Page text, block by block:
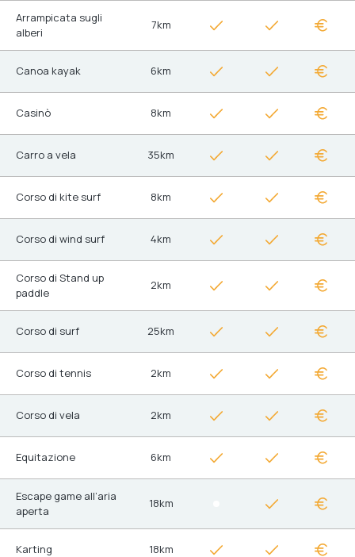
Arrampicata sugli
alberi
7km
Canoa kayak 6km
Casinò 8km
Carro a vela 35km
Corso di kite surf 8km
Corso di wind surf 4km
Corso di Stand up
paddle
2km
Corso di surf 25km
Corso di tennis 2km
Corso di vela 2km
Equitazione 6km
Escape game all’aria
aperta
18km
Karting 18km